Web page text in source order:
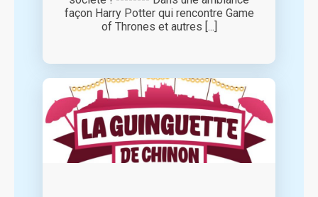
façon Harry Potter qui rencontre Game
of Thrones et autres [...]